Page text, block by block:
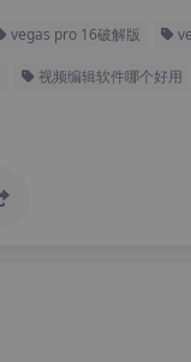
vegas pro 16破解版
视频编辑软件哪个好用